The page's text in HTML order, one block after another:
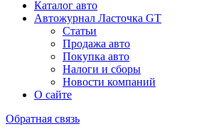
Каталог авто
Автожурнал Ласточка GT
Статьи
Продажа авто
Покупка авто
Налоги и сборы
Новости компаний
О сайте
Обратная связь